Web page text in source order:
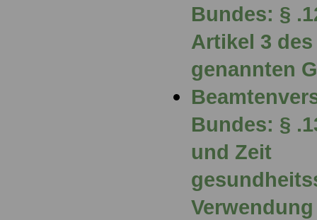
Bundes: §
Artikel 3
genannten
Bundes: §
und Zeit
Verwendung